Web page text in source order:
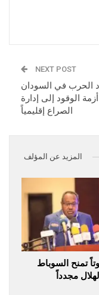
NEXT POST
الحرب في السودان
الوقود إلى إدارة
الصراع إقليمياً
المزيد عن المؤلف
صوتاً تمنح السوباط
مجدداً